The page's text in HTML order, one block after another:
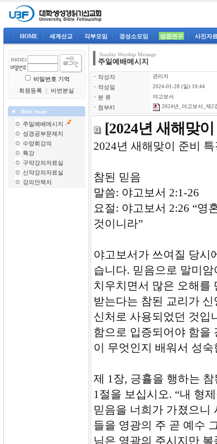
HOME 세계선교 각부모임 경성소모임 성경연구 사진자
비밀번호 기억
회원등록
비번분실
Bible Study
주일예배메시지
성경공부문제지
수양회강의
특강
구약강의자료실
신약강의자료실
강의안책자
Sunday Worship Message
주일예배메시지
ㆍ 작성자 관리자
ㆍ 작성일 2024-01-28 (일) 10:44
ㆍ 분 류 야고보서
ㆍ 첨부#1 2024년_야고보서_제2
[2024년 새해맞
2024년 새해맞이
참된 믿음
말씀: 야고보서 2:1-26
요절: 야고보서 2:26 “영
것이니라”
야고보서가 쓰여질 당시
습니다. 믿음으로 말미
치우치면서 많은 오해를
받는다는 참된 교리가
신처로 사용되었던 것입
함으로 입증되어야 함을
이 무엇인지 배워서 성
제 1장, 긍휼을 행하는
1절을 보십시오. “내 형
믿음을 너희가 가졌으니
들을 영광의 주 곧 예수
님은 영광의 주시지만